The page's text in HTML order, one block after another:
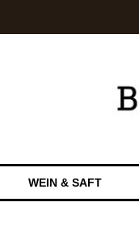
WEIN & SAFT